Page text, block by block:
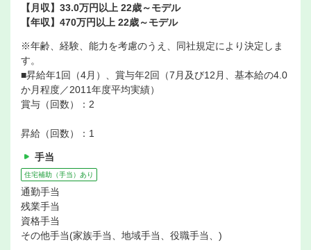
【月収】33.0万円以上 22歳～モデル
【年収】470万円以上 22歳～モデル
※年齢、経験、能力を考慮のうえ、同社規定により決定しま
す。
■昇給年1回（4月）、賞与年2回（7月及び12月、基本給の4.0
か月程度／2011年度平均実績）
賞与（回数）：2
昇給（回数）：1
手当
住宅補助（手当）あり
通勤手当
残業手当
資格手当
その他手当(家族手当、地域手当、役職手当、)